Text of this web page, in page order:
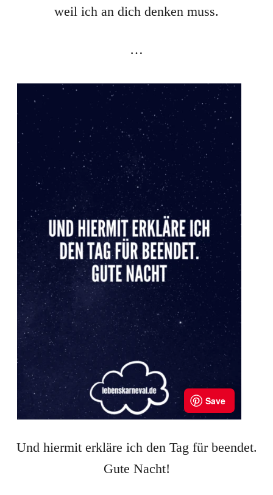
weil ich an dich denken muss.
…
Und hiermit erkläre ich den Tag für beendet.
Gute Nacht!